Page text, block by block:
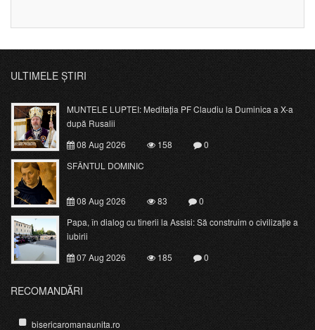
ULTIMELE ȘTIRI
MUNTELE LUPTEI: Meditația PF Claudiu la Duminica a X-a
după Rusalii
08 Aug 2026
158
0
SFÂNTUL DOMINIC
08 Aug 2026 83
0
Papa, în dialog cu tinerii la Assisi: Să construim o civilizație a
iubirii
07 Aug 2026
185 0
RECOMANDĂRI
bisericaromanaunita.ro